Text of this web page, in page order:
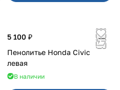
5 100 ₽
Пенолитье Honda Civic
левая
В наличии